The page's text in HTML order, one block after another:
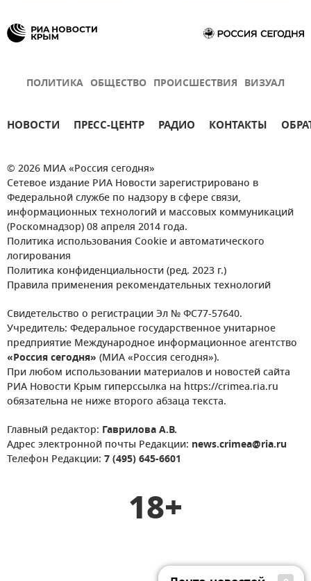
ПОЛИТИКА ОБЩЕСТВО ПРОИСШЕСТВИЯ ВИЗУАЛ
НОВОСТИ ПРЕСС-ЦЕНТР РАДИО КОНТАКТЫ
© 2026 МИА «Россия сегодня»
Сетевое издание РИА Новости зарегистрировано в
Федеральной службе по надзору в сфере связи,
информационных технологий и массовых коммуникаций
(Роскомнадзор) 08 апреля 2014 года.
Политика использования Cookie и автоматического
логирования
Политика конфиденциальности (ред. 2023 г.)
Правила применения рекомендательных технологий
Свидетельство о регистрации Эл № ФС77-57640.
Учредитель: Федеральное государственное унитарное
предприятие Международное информационное агентство
«Россия сегодня» (МИА «Россия сегодня»).
При любом использовании материалов и новостей сайта
РИА Новости Крым гиперссылка на https://crimea.ria.ru
обязательна не ниже второго абзаца текста.
Главный редактор: Гаврилова А.В.
Адрес электронной почты Редакции: news.crimea@ria.ru
Телефон Редакции: 7 (495) 645-6601
18+